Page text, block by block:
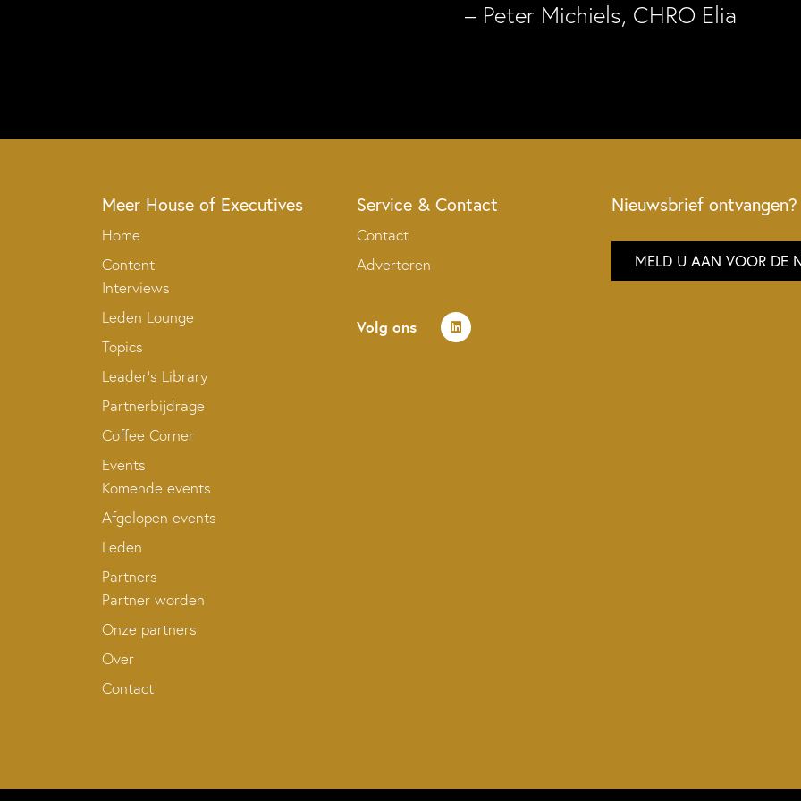
– Peter Michiels, CHRO Elia
Meer House of Executives
Home
Content
Interviews
Leden Lounge
Topics
Leader’s Library
Partnerbijdrage
Coffee Corner
Events
Komende events
Afgelopen events
Leden
Partners
Partner worden
Onze partners
Over
Contact
Service & Contact
Contact
Adverteren
Volg ons
Nieuwsbrief ontvangen?
MELD U AAN VOOR DE